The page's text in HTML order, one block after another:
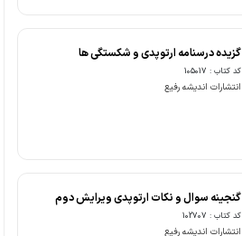
گزیده درسنامه ارتوپدی و شکستگی ها
کد کتاب : 105017
انتشارات اندیشه رفیع
گنجینه سوال و نکات ارتوپدی ویرایش دوم
کد کتاب : 102707
انتشارات اندیشه رفیع